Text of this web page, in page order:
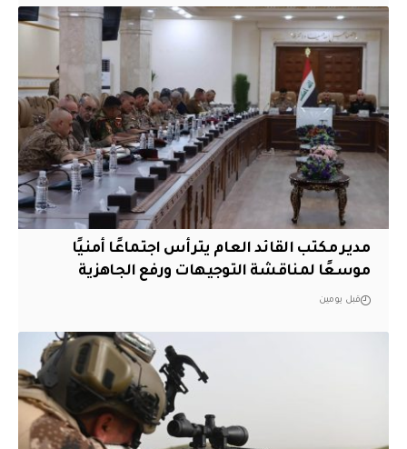
مدير مكتب القائد العام يترأس اجتماعًا أمنيًا
موسعًا لمناقشة التوجيهات ورفع الجاهزية
قبل يومين